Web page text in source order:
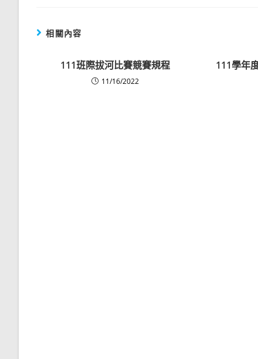
相關內容
111班際拔河比賽競賽規程
11/16/2022
111學年